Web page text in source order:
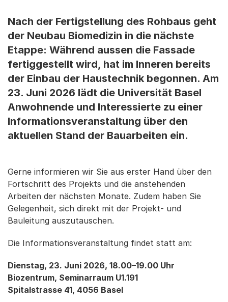
Nach der Fertigstellung des Rohbaus geht
der Neubau Biomedizin in die nächste
Etappe: Während aussen die Fassade
fertiggestellt wird, hat im Inneren bereits
der Einbau der Haustechnik begonnen. Am
23. Juni 2026 lädt die Universität Basel
Anwohnende und Interessierte zu einer
Informationsveranstaltung über den
aktuellen Stand der Bauarbeiten ein.
Gerne informieren wir Sie aus erster Hand über den
Fortschritt des Projekts und die anstehenden
Arbeiten der nächsten Monate. Zudem haben Sie
Gelegenheit, sich direkt mit der Projekt- und
Bauleitung auszutauschen.
Die Informationsveranstaltung findet statt am:
Dienstag, 23. Juni 2026, 18.00–19.00 Uhr
Biozentrum, Seminarraum U1.191
Spitalstrasse 41, 4056 Basel